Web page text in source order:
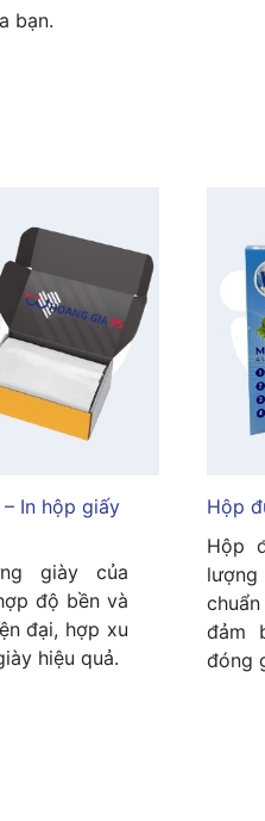
bạn.
In hộp giấy
giày của
độ bền và
đại, hợp xu
hiệu quả.
Hộp
Hộp
lượng
đảm
đóng